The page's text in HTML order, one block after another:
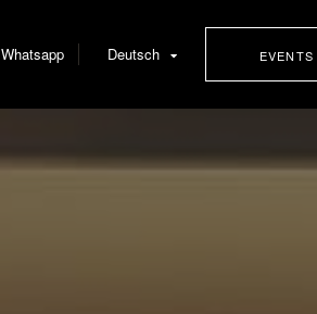
Whatsapp Deutsch EVENTS